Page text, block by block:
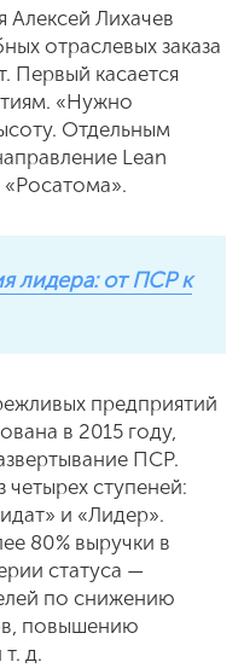
Алексей Лихачев
отраслевых заказа
Первый касается
«Нужно
Отдельным
Lean
«Росатома».
лидера: от ПСР к
предприятий
в 2015 году,
ПСР.
четырех ступеней:
и «Лидер».
80 % выручки в
статуса —
по снижению
повышению
д.